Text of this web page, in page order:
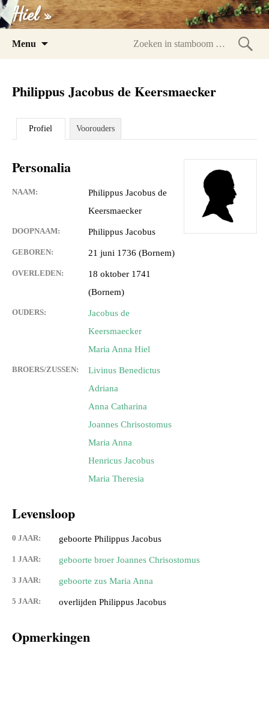
Hiel »
Menu
Philippus Jacobus de Keersmaecker
Profiel Voorouders
Personalia
NAAM:
Philippus Jacobus de
Keersmaecker
DOOPNAAM: Philippus Jacobus
GEBOREN: 21 juni 1736 (Bornem)
OVERLEDEN:
18 oktober 1741
(Bornem)
OUDERS:
Jacobus de
Keersmaecker
Maria Anna Hiel
BROERS/ZUSSEN:
Livinus Benedictus
Adriana
Anna Catharina
Joannes Chrisostomus
Maria Anna
Henricus Jacobus
Maria Theresia
Levensloop
0 JAAR: geboorte Philippus Jacobus
1 JAAR: geboorte broer Joannes Chrisostomus
3 JAAR: geboorte zus Maria Anna
5 JAAR: overlijden Philippus Jacobus
Opmerkingen